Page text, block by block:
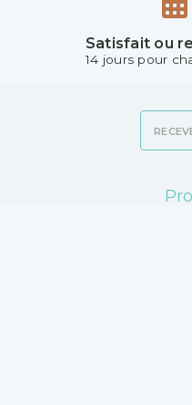
Satisfait ou
14 jours pour